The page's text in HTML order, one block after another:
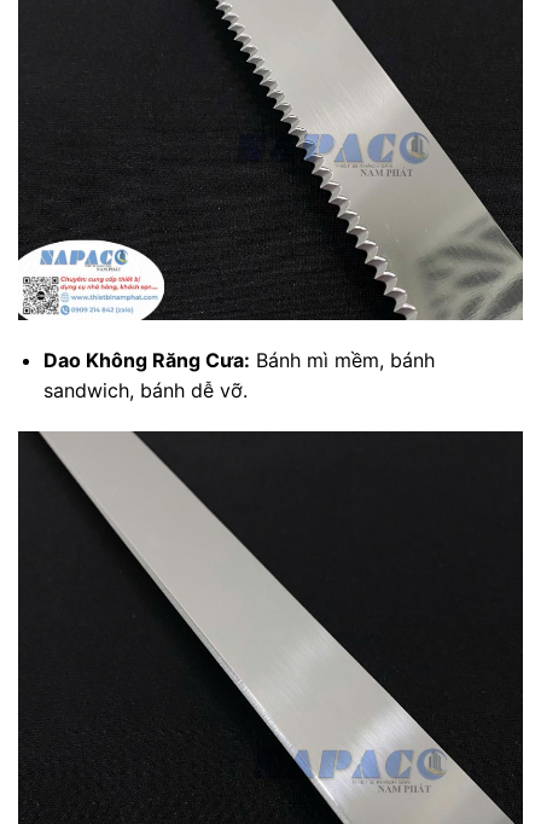
Dao Không Răng Cưa: Bánh mì mềm, bánh
sandwich, bánh dễ vỡ.